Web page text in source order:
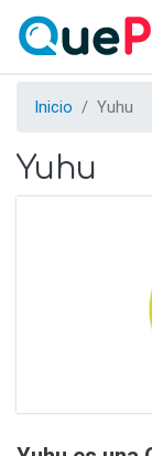
Inicio Yuhu
Yuhu